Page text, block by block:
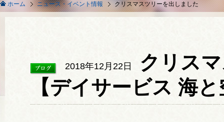
ホーム ニュース・イベント情報 クリスマスツリーを出しました
2018年12月22日
クリス
【デイサービス 海